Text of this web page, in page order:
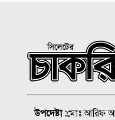
উপদেষ্টা :মোঃ আরিফ